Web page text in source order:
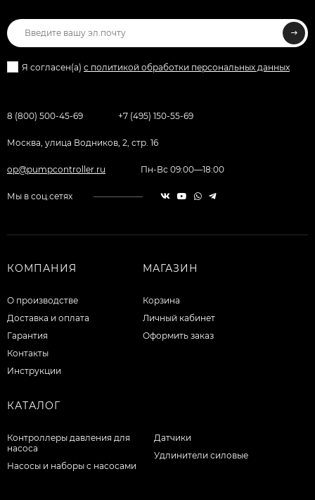
Я согласен(a) с политикой обработки персональных данных
8 (800) 500-45-69 +7 (495) 150-55-69
Москва, улица Водников, 2, стр. 16
op@pumpcontroller.ru Пн-Вс 09:00—18:00
Мы в соц.сетях
КОМПАНИЯ
О производстве
Доставка и оплата
Гарантия
Контакты
Инструкции
МАГАЗИН
Корзина
Личный кабинет
Оформить заказ
КАТАЛОГ
Контроллеры давления для
насоса
Насосы и наборы с насосами
Датчики
Удлинители силовые